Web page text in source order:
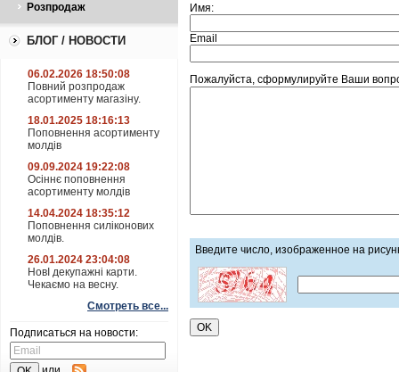
Розпродаж
БЛОГ / НОВОСТИ
06.02.2026 18:50:08
Повний розпродаж
асортименту магазіну.
18.01.2025 18:16:13
Поповнення асортименту
молдів
09.09.2024 19:22:08
Осіннє поповнення
асортименту молдів
14.04.2024 18:35:12
Поповнення силіконових
молдів.
26.01.2024 23:04:08
НовІ декупажні карти.
Чекаємо на весну.
Смотреть все...
Подписаться на новости:
Имя:
Email
Пожалуйста, сформулируйте Ваши
Введите число, изображенное на